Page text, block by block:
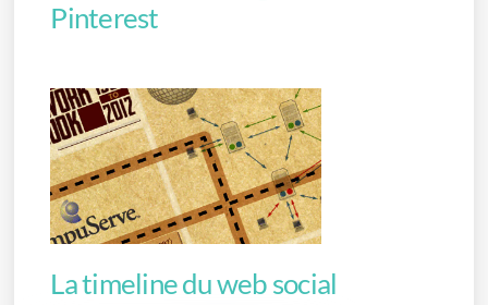
Pinterest
La timeline du web social